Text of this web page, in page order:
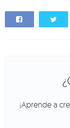
¡Aprende a